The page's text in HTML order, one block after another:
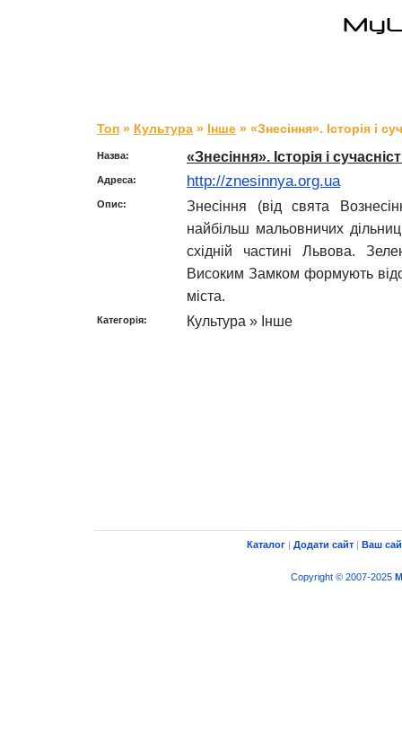
Топ » Культура » Інше » «Знесіння». Історія і
Назва: «Знесіння». Історія і
Адреса: http://znesinnya.org.ua
Опис:
Знесіння (від свята
найбільш мальовничих
східній частині Львова.
Високим Замком формують
міста.
Категорія: Культура » Інше
Каталог | Додати сайт | Ваш
Copyright © 2007-2025